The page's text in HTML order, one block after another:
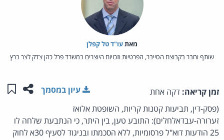
מאת‏עו"ד טל קפלן
שותף וחבר בקבוצת הסייבר, הפרטיות וזכויות היוצרים במשרד פרל כהן צדק לצר ברץ
זמן קריאה: דקה אחת שתפו
עיון במסמך
(פסק-דין, תביעות קטנות קריות, השופטת אלואז
זערורה-עבדאלחלים): התובע טען, בין היתר, כי הנתבעת שלחה לו
25 הודעות דוא"ל פרסומיות, ללא הסכמתו ובניגוד לסעיף 30א לחוק